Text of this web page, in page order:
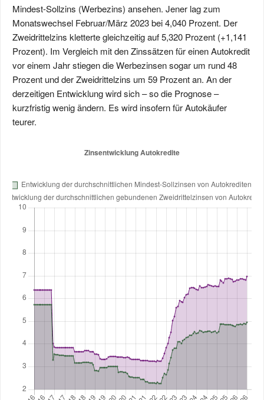
Mindest-Sollzins (Werbezins) ansehen. Jener lag zum
Monatswechsel Februar/März 2023 bei 4,040 Prozent. Der
Zweidrittelzins kletterte gleichzeitig auf 5,320 Prozent (+1,141
Prozent). Im Vergleich mit den Zinssätzen für einen Autokredit
vor einem Jahr stiegen die Werbezinsen sogar um rund 48
Prozent und der Zweidrittelzins um 59 Prozent an. An der
derzeitigen Entwicklung wird sich – so die Prognose –
kurzfristig wenig ändern. Es wird insofern für Autokäufer
teurer.